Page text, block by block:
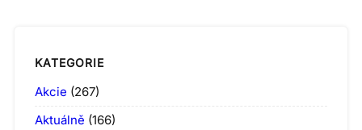
KATEGORIE
Akcie (267)
Aktuálně (166)